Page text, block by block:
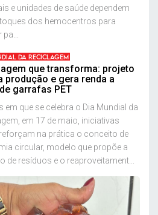
e unidades de saúde dependem
dos hemocentros para
DA RECICLAGEM
que transforma: projeto
produção e gera renda a
garrafas PET
em que se celebra o Dia Mundial da
em 17 de maio, iniciativas
na prática o conceito de
circular, modelo que propõe a
de resíduos e o reaproveitament...